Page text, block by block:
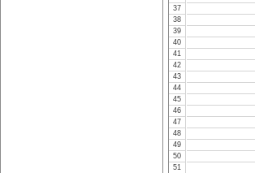
37
38
39
40
41
42
43
44
45
46
47
48
49
50
51